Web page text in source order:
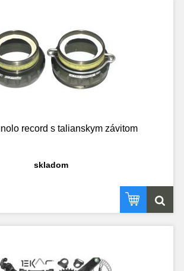
record s talianskym závitom
skladom